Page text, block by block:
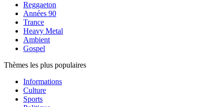
Reggaeton
Années 90
Trance
Heavy Metal
Ambient
Gospel
Thèmes les plus populaires
Informations
Culture
Sports